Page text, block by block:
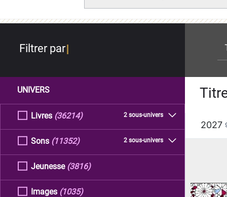
Filtrer par
UNIVERS
Livres 2 sous-univers
(36214)
Sons 2 sous-univers
(11352)
Jeunesse (3816)
Images (1035)
2027